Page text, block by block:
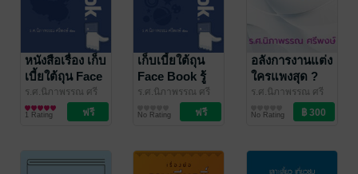
หนังสือเรื่อง เก็บ
เบี้ยใต้ถุน Face
Book รู้รอบ
ครอบจักรวาล
จีน
ร.ศ.นิภาพรรณ ศรี
พงษ์/ พรรณนิภ
ประวัติศาสตร์
1 Rating
เก็บเบี้ยใต้ถุน
Face Book รู้
รอบ ครอบ
จักรวาล ชุด
ท้องฟ้า ดวงดาว
ร.ศ.นิภาพรรณ ศรี
/ พรรณนิภ
วิทยาศาสตร์และ
เทคโนโลยี
No Rating
อลังการงานแต่ง
ใครแพงสุด ?
ร.ศ.นิภาพรรณ ศรี
/ พรรณนิภ
No Rating